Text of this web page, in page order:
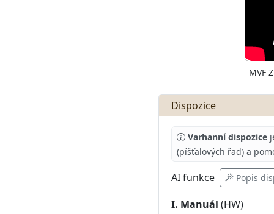
MVF
Dispozice
Varhanní dispozice
(píšťalových řad) a
AIfunkce Popis
I. Manuál (HW)